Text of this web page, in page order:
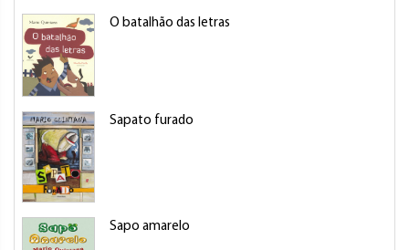
O batalhão das letras
Sapato furado
Sapo amarelo